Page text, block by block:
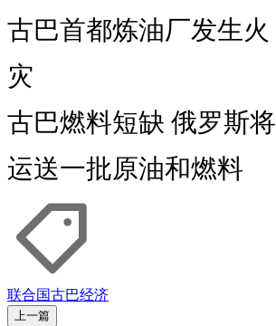
古巴首都炼油厂发生火
灾
古巴燃料短缺 俄罗斯将
运送一批原油和燃料
联合国古巴经济
上一篇